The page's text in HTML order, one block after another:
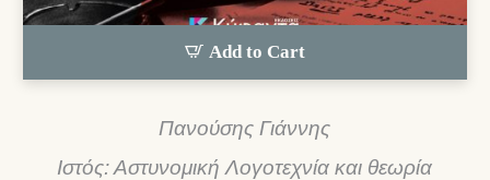
Add to Cart
Πανούσης Γιάννης
Ιστός: Αστυνομική Λογοτεχνία και θεωρία